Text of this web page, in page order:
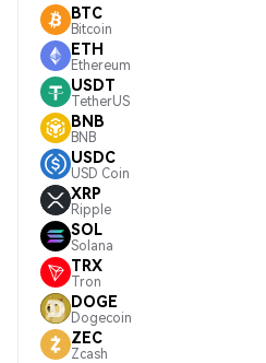
BTC
Bitcoin
ETH
Ethereum
USDT
TetherUS
BNB
BNB
USDC
USD Coin
XRP
Ripple
SOL
Solana
TRX
Tron
DOGE
Dogecoin
ZEC
Zcash